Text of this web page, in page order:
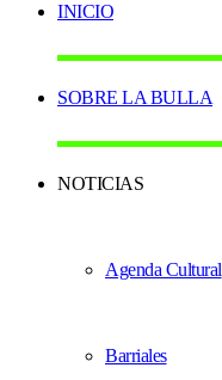
INICIO
SOBRE LA BULLA
NOTICIAS
Agenda Cultural
Barriales